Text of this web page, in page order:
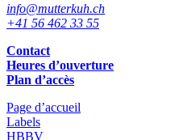
info@mutterkuh.ch
+41 56 462 33 55
Contact
Heures d’ouverture
Plan d’accès
Page d’accueil
Labels
HBBV